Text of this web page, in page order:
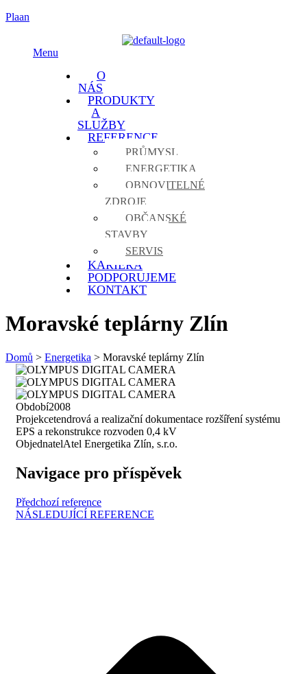
Plaan
Menu
O
NÁS
PRODUKTY
A
SLUŽBY
REFERENCE
PRŮMYSL
ENERGETIKA
OBNOVITELNÉ
ZDROJE
OBČANSKÉ
STAVBY
SERVIS
KARIÉRA
PODPORUJEME
KONTAKT
Moravské teplárny Zlín
Domů > Energetika > Moravské teplárny Zlín
Období2008
Projekcetendrová a realizační dokumentace rozšíření systému
EPS a rekonstrukce rozvoden 0,4 kV
ObjednatelAtel Energetika Zlín, s.r.o.
Navigace pro příspěvek
Předchozí reference
NÁSLEDUJÍCÍ REFERENCE